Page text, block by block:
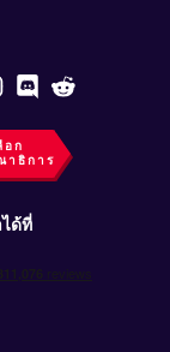
อก
าธิการ
ได้ที่